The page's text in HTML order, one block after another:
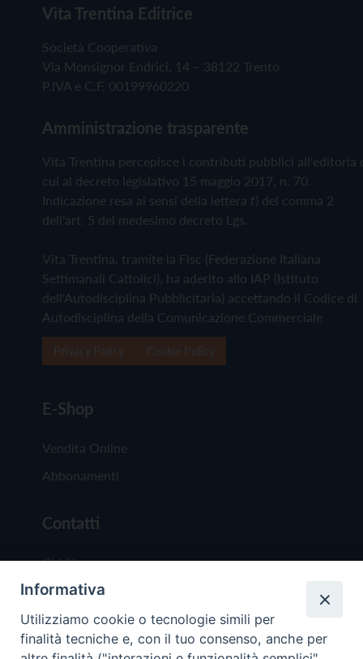
Vita Trentina Editrice
Società Cooperativa
Via Monsignor Endrici, 14 – 38122 Trento
P.IVA e C.F. 00199960220
Amministrazione trasparente
Vita Trentina percepisce i contributi pubblici all'editoria
cui al decreto legislativo 15 maggio 2017, n. 70.
Indicazione resa ai sensi della lettera f) del comma 2
dell'art. 5 del medesimo decreto Lgs.
Vita Trentina, tramite la Fisc (Federazione Italiana
Settimanali Cattolici), ha aderito allo IAP (Istituto
dell'Autodisciplina Pubblicitaria) accettando il Codice di
Autodisciplina della Comunicazione Commerciale
E-Shop
Vendita Online
Abbonamenti
Contatti
Chi Siamo
Redazione
Scrivici
Informativa
Utilizziamo cookie o tecnologie simili per
finalità tecniche e, con il tuo consenso, anche per